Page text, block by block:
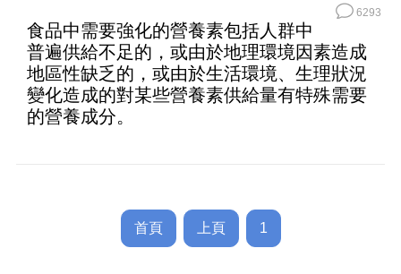
6293
食品中需要強化的營養素包括人群中
普遍供給不足的，或由於地理環境因素造成
地區性缺乏的，或由於生活環境、生理狀況
變化造成的對某些營養素供給量有特殊需要
的營養成分。
首頁 上頁 1